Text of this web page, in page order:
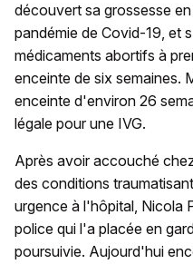
découvert sa grossesse
pandémie de Covid-19, et
médicaments abortifs à
enceinte de six semaines.
enceinte d'environ 26
légale pour une IVG.
Après avoir accouché
des conditions
urgence à l'hôpital, Nicola
police qui l'a placée en
poursuivie. Aujourd'hui